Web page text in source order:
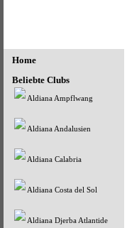
Home
Beliebte Clubs
Aldiana Ampflwang
Aldiana Andalusien
Aldiana Calabria
Aldiana Costa del Sol
Aldiana Djerba Atlantide